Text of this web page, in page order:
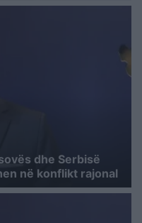
dhe Serbisë
në konflikt rajonal